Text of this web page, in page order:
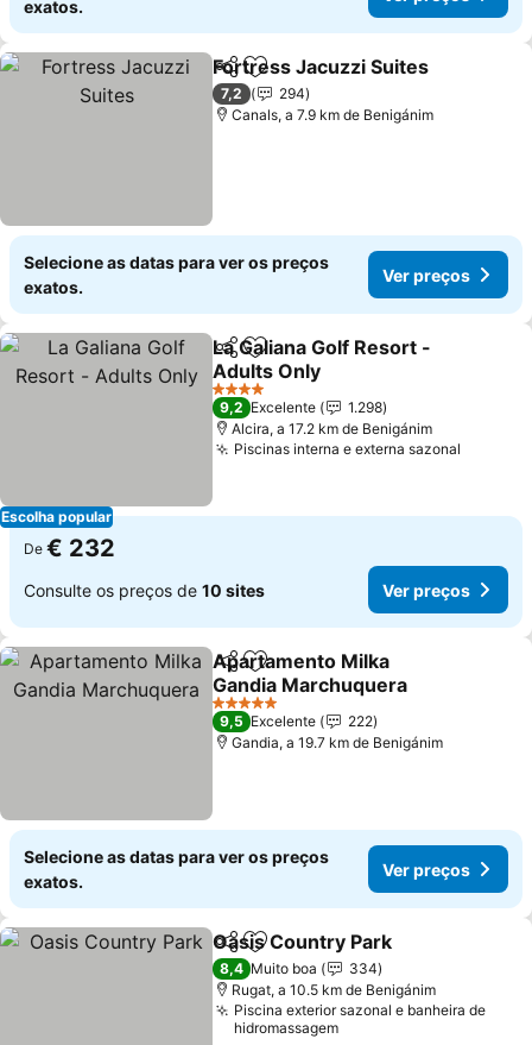
exatos.
PartilharAdicionar aos favoritos
Fortress Jacuzzi Suites
7,2
294
Canals, a 7.9 km de Benigánim
Selecione as datas para ver os preços
exatos.
Ver preços
Escolha popular
PartilharAdicionar aos favoritos
La Galiana Golf Resort -
Adults Only
4 Estrelas
9,2 Excelente
1.298
Alcira, a 17.2 km de Benigánim
Piscinas interna e externa sazonal
De € 232
Consulte os preços de 10 sites Ver preços
PartilharAdicionar aos favoritos
Apartamento Milka
Gandia Marchuquera
5 Estrelas
9,5 Excelente
222
Gandia, a 19.7 km de Benigánim
Selecione as datas para ver os preços
exatos.
Ver preços
PartilharAdicionar aos favoritos
Oasis Country Park
8,4 Muito boa
334
Rugat, a 10.5 km de Benigánim
Piscina exterior sazonal e banheira de
hidromassagem